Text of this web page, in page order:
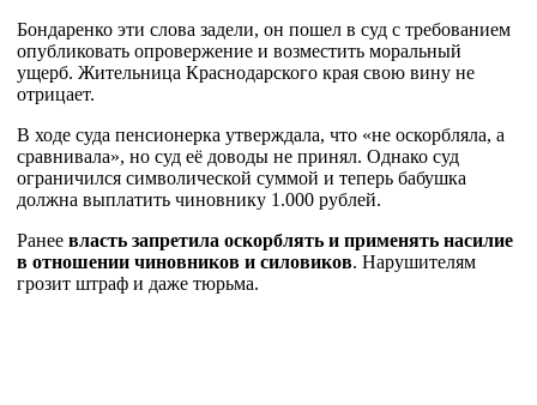
Бондаренко эти слова задели, он пошел в суд с требованием
опубликовать опровержение и возместить моральный
ущерб. Жительница Краснодарского края свою вину не
отрицает.
В ходе суда пенсионерка утверждала, что «не оскорбляла, а
сравнивала», но суд её доводы не принял. Однако суд
ограничился символической суммой и теперь бабушка
должна выплатить чиновнику 1.000 рублей.
Ранее власть запретила оскорблять и применять насилие
в отношении чиновников и силовиков. Нарушителям
грозит штраф и даже тюрьма.